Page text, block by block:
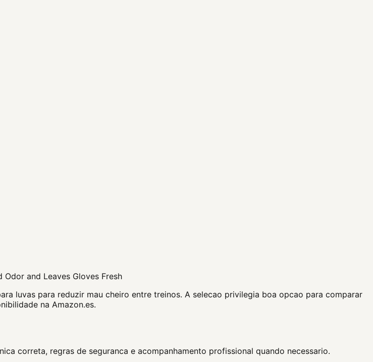
and Leaves Gloves Fresh
luvas para reduzir mau cheiro entre treinos. A selecao privilegia boa opcao para comparar
na Amazon.es.
correta, regras de seguranca e acompanhamento profissional quando necessario.